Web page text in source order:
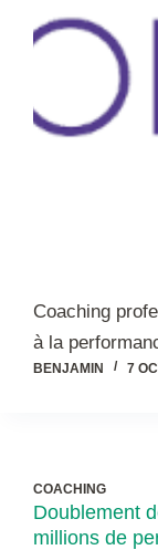
Coaching
à la
BENJAMIN 7
COACHING
Doublement
millions de